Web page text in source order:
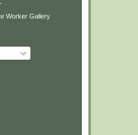
Worker Gallery